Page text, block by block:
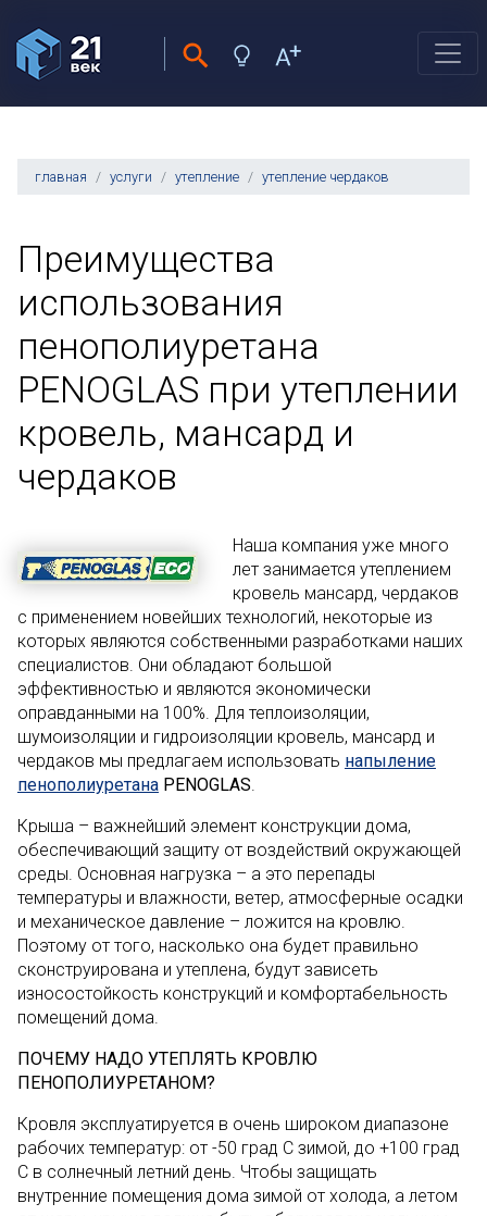
главная услуги утепление утепление чердаков
Преимущества
использования
пенополиуретана
PENOGLAS при утеплении
кровель, мансард и
чердаков
Наша компания уже много
лет занимается утеплением
кровель мансард, чердаков
с применением новейших технологий, некоторые из
которых являются собственными разработками наших
специалистов. Они обладают большой
эффективностью и являются экономически
оправданными на 100%. Для теплоизоляции,
шумоизоляции и гидроизоляции кровель, мансард и
чердаков мы предлагаем использовать напыление
пенополиуретана PENOGLAS.
Крыша – важнейший элемент конструкции дома,
обеспечивающий защиту от воздействий окружающей
среды. Основная нагрузка – а это перепады
температуры и влажности, ветер, атмосферные осадки
и механическое давление – ложится на кровлю.
Поэтому от того, насколько она будет правильно
сконструирована и утеплена, будут зависеть
износостойкость конструкций и комфортабельность
помещений дома.
ПОЧЕМУ НАДО УТЕПЛЯТЬ КРОВЛЮ
ПЕНОПОЛИУРЕТАНОМ?
Кровля эксплуатируется в очень широком диапазоне
рабочих температур: от -50 град С зимой, до +100 град
С в солнечный летний день. Чтобы защищать
внутренние помещения дома зимой от холода, а летом